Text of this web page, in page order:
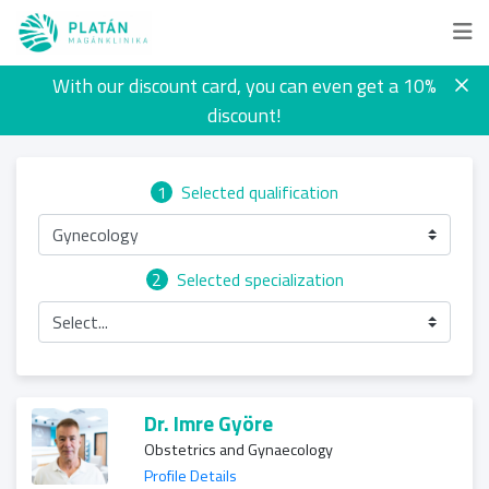
With our discount card, you can even get a 10%
discount!
1 Selected qualification
Gynecology
2
Selected specialization
Select...
Dr. Imre Györe
Obstetrics and Gynaecology
Profile Details